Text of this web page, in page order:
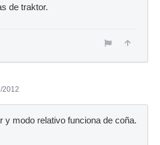
de traktor.
2012
y modo relativo funciona de coña.